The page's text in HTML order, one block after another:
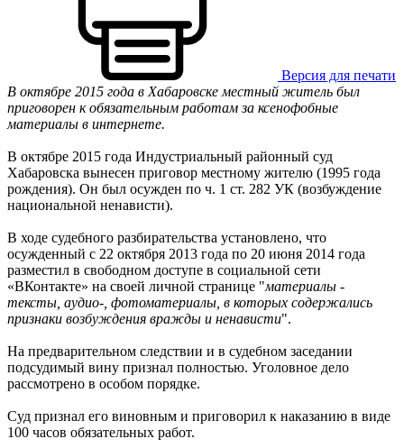
Версия для печати
В октябре 2015 года в Хабаровске местный житель был
приговорен к обязательным работам за ксенофобные
материалы в интернете.
В октябре 2015 года Индустриальный районный суд
Хабаровска вынесен приговор местному жителю (1995 года
рождения). Он был осужден по ч. 1 ст. 282 УК (возбуждение
национальной ненависти).
В ходе судебного разбирательства установлено, что
осужденный с 22 октября 2013 года по 20 июня 2014 года
разместил в свободном доступе в социальной сети
«ВКонтакте» на своей личной странице "материалы -
тексты, аудио-, фотоматериалы, в которых содержались
признаки возбуждения вражды и ненависти".
На предварительном следствии и в судебном заседании
подсудимый вину признал полностью. Уголовное дело
рассмотрено в особом порядке.
Суд признал его виновным и приговорил к наказанию в виде
100 часов обязательных работ.